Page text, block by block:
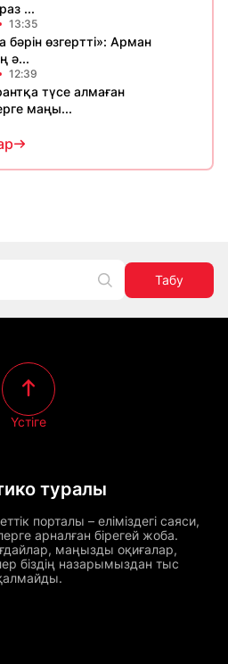
...
13:35
бәрін өзгертті»: Арман
ә...
12:39
түсе алмаған
маңы...
Табу
туралы
порталы – еліміздегі саяси,
арналған бірегей жоба.
маңызды оқиғалар,
біздің назарымыздан тыс
Үстіге